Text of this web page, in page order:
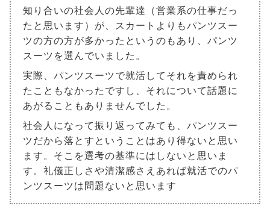
知り合いの社会人の先輩達（営業系の仕事だっ
たと思います）が、スカートよりもパンツスー
ツの方の方が多かったというのもあり、パンツ
スーツを選んでいました。
実際、パンツスーツで就活してそれを責められ
たこともなかったですし、それについて話題に
あがることもありませんでした。
社会人になって振り返ってみても、パンツスー
ツだから落とすということはあり得ないと思い
ます。そこを選考の基準にはしないと思いま
す。礼儀正しさや清潔感さえあれば就活でのパ
ンツスーツは問題ないと思います